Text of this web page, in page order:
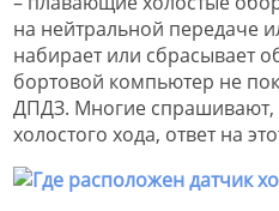
на нейтральной передаче
набирает или сбрасывает
бортовой компьютер не
ДПДЗ. Многие спрашивают,
холостого хода, ответ на